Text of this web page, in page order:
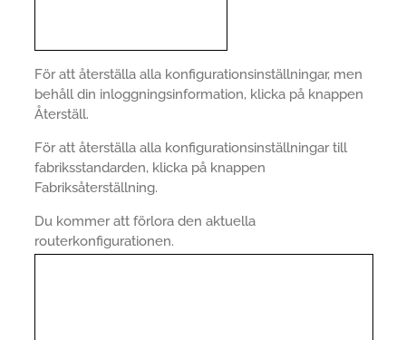
För att återställa alla konfigurationsinställningar, men
behåll din inloggningsinformation, klicka på knappen
Återställ.
För att återställa alla konfigurationsinställningar till
fabriksstandarden, klicka på knappen
Fabriksåterställning.
Du kommer att förlora den aktuella
routerkonfigurationen.